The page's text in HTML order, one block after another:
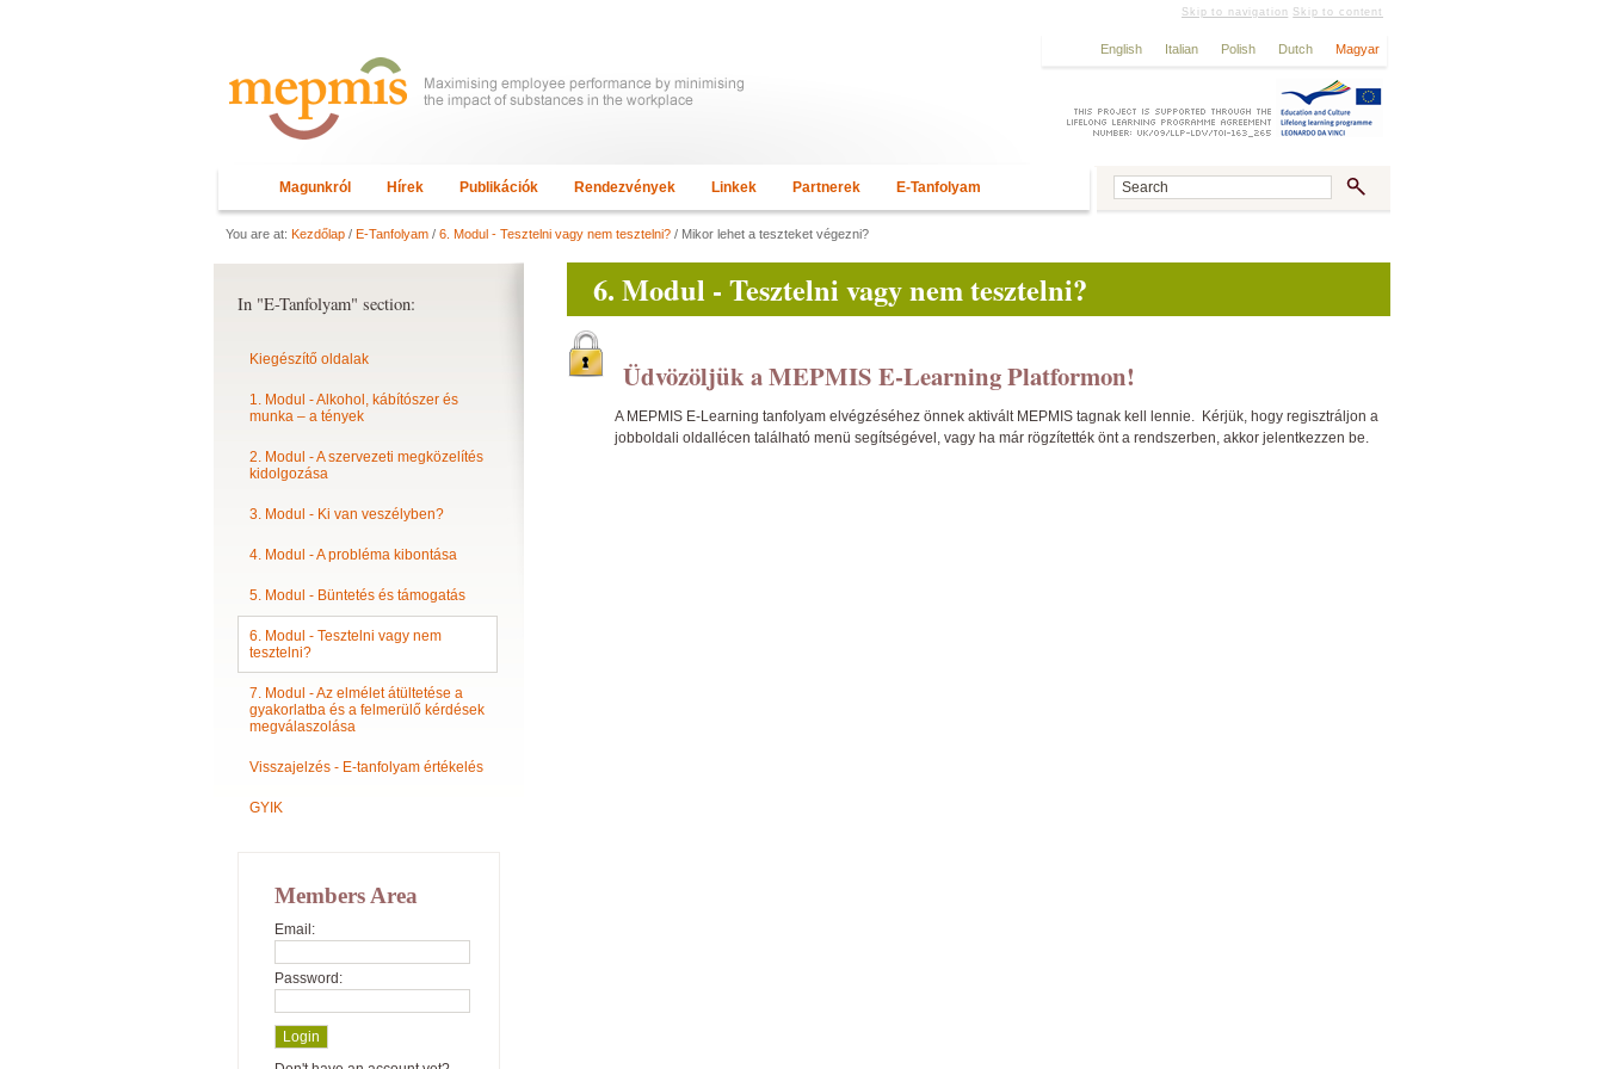
Skip to navigation Skip to content
English Italian Polish Dutch Magyar
Magunkról Hírek Publikációk Rendezvények Linkek Partnerek E-Tanfolyam
You are at: Kezdőlap / E-Tanfolyam / 6. Modul - Tesztelni vagy nem tesztelni? / Mikor lehet a teszteket végezni?
6. Modul - Tesztelni vagy nem tesztelni?
Üdvözöljük a MEPMIS E-Learning Platformon!
A MEPMIS E-Learning tanfolyam elvégzéséhez önnek aktivált MEPMIS tagnak kell lennie. Kérjük, hogy regisztráljon a
jobboldali oldallécen található menü segítségével, vagy ha már rögzítették önt a rendszerben, akkor jelentkezzen be.
In "E-Tanfolyam" section:
Kiegészítő oldalak
1. Modul - Alkohol, kábítószer és
munka – a tények
2. Modul - A szervezeti megközelítés
kidolgozása
3. Modul - Ki van veszélyben?
4. Modul - A probléma kibontása
5. Modul - Büntetés és támogatás
6. Modul - Tesztelni vagy nem
tesztelni?
7. Modul - Az elmélet átültetése a
gyakorlatba és a felmerülő kérdések
megválaszolása
Visszajelzés - E-tanfolyam értékelés
GYIK
Members Area
Email:
Password: